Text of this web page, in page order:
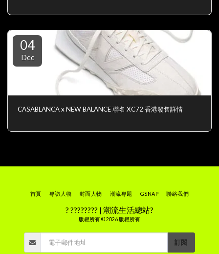
04
Dec
CASABLANCA x NEW BALANCE 聯名 XC72 香港發售詳情
? ???????? | 潮流生活總站?
版權所有 © 2026 版權所有
首頁 專訪人物 封面人物 潮流專題 GSNAP 聯絡我們
訂閱